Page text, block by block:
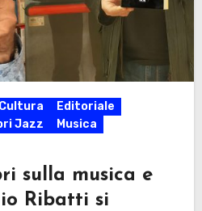
Cultura
Editoriale
Jazz
Musica
sulla musica e
Ribatti si